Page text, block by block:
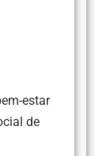
estar
de